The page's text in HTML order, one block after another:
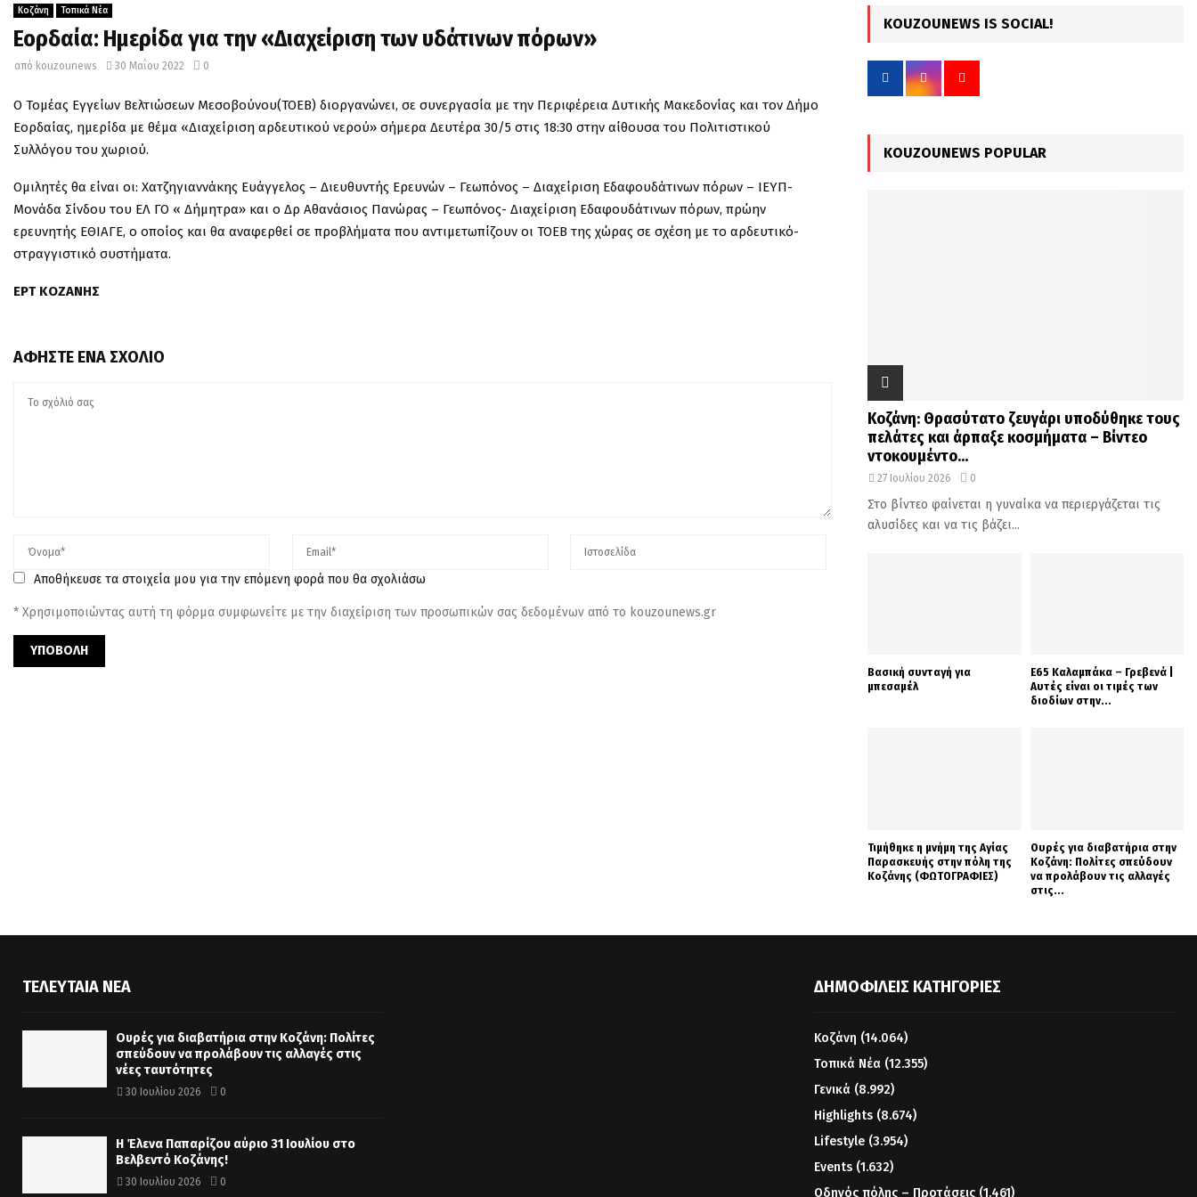
Κοζάνη Τοπικά Νέα
Εορδαία: Ημερίδα για την «Διαχείριση των υδάτινων πόρων»
από kouzounews 30 Μαΐου 2022 0
Ο Τομέας Εγγείων Βελτιώσεων Μεσοβούνου(ΤΟΕΒ) διοργανώνει, σε συνεργασία με την Περιφέρεια Δυτικής Μακεδονίας και τον Δήμο
Εορδαίας, ημερίδα με θέμα «Διαχείριση αρδευτικού νερού» σήμερα Δευτέρα 30/5 στις 18:30 στην αίθουσα του Πολιτιστικού
Συλλόγου του χωριού.
Ομιλητές θα είναι οι: Χατζηγιαννάκης Ευάγγελος – Διευθυντής Ερευνών – Γεωπόνος – Διαχείριση Εδαφουδάτινων πόρων – ΙΕΥΠ-
Μονάδα Σίνδου του ΕΛ ΓΟ « Δήμητρα» και ο Δρ Αθανάσιος Πανώρας – Γεωπόνος- Διαχείριση Εδαφουδάτινων πόρων, πρώην
ερευνητής ΕΘΙΑΓΕ, ο οποίος και θα αναφερθεί σε προβλήματα που αντιμετωπίζουν οι ΤΟΕΒ της χώρας σε σχέση με το αρδευτικό-
στραγγιστικό συστήματα.
ΕΡΤ ΚΟΖΑΝΗΣ
ΑΦΉΣΤΕ ΈΝΑ ΣΧΌΛΙΟ
Αποθήκευσε τα στοιχεία μου για την επόμενη φορά που θα σχολιάσω
* Χρησιμοποιώντας αυτή τη φόρμα συμφωνείτε με την διαχείριση των προσωπικών σας δεδομένων από το kouzounews.gr
r
KOUZOUNEWS IS SOCIAL!
KOUZOUNEWS POPULAR
Κοζάνη: Θρασύτατο ζευγάρι υποδύθηκε τους
πελάτες και άρπαξε κοσμήματα – Βίντεο
ντοκουμέντο...
27 Ιουλίου 2026 0
Στο βίντεο φαίνεται η γυναίκα να περιεργάζεται τις
αλυσίδες και να τις βάζει...
Βασική συνταγή για
μπεσαμέλ
Ε65 Καλαμπάκα – Γρεβενά |
Αυτές είναι οι τιμές των
διοδίων στην...
Τιμήθηκε η μνήμη της Αγίας
Παρασκευής στην πόλη της
Κοζάνης (ΦΩΤΟΓΡΑΦΙΕΣ)
Ουρές για διαβατήρια στην
Κοζάνη: Πολίτες σπεύδουν
να προλάβουν τις αλλαγές
στις...
ΤΕΛΕΥΤΑΊΑ ΝΈΑ
Ουρές για διαβατήρια στην Κοζάνη: Πολίτες
σπεύδουν να προλάβουν τις αλλαγές στις
νέες ταυτότητες
30 Ιουλίου 2026 0
Η Έλενα Παπαρίζου αύριο 31 Ιουλίου στο
Βελβεντό Κοζάνης!
30 Ιουλίου 2026 0
ΔΗΜΟΦΙΛΕΊΣ ΚΑΤΗΓΟΡΊΕΣ
Κοζάνη (14.064)
Τοπικά Νέα (12.355)
Γενικά (8.992)
Highlights (8.674)
Lifestyle (3.954)
Events (1.632)
Οδηγός πόλης – Προτάσεις (1.461)